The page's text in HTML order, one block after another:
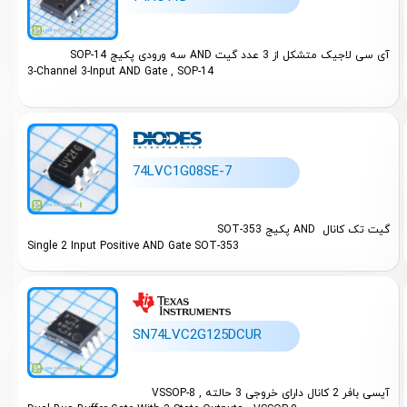
آی سی لاجیک متشکل از 3 عدد گیت AND سه ورودی پکیج SOP-14
3-Channel 3-Input AND Gate , SOP-14
74LVC1G08SE-7
گیت تک کانال AND پکیج SOT-353
Single 2 Input Positive AND Gate SOT-353
SN74LVC2G125DCUR
آیسی بافر 2 کانال دارای خروجی 3 حالته , VSSOP-8